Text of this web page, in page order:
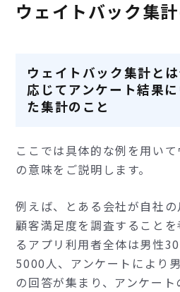
ウェイトバック集
ウェイトバック集計と
応じてアンケート結果
た集計のこと
ここでは具体的な例を用い
の意味をご説明します。
例えば、とある会社が自社
顧客満足度を調査すること
るアプリ利用者全体は男性
5000人、アンケートにより
の回答が集まり、アンケー